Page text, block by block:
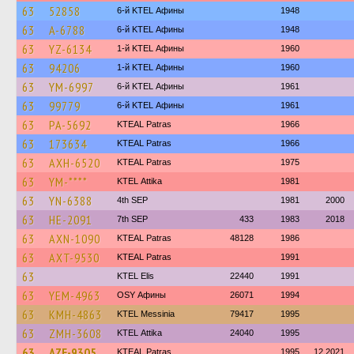
63 52858 6-й KTEL Афины 1948
63 A-6788 6-й KTEL Афины 1948
63 YZ-6134 1-й KTEL Афины 1960
63 94206 1-й KTEL Афины 1960
63 YM-6997 6-й KTEL Афины 1961
63 99779 6-й KTEL Афины 1961
63 PA-5692 KTEAL Patras 1966
63 173634 KTEAL Patras 1966
63 AXH-6520 KTEAL Patras 1975
63 YM-**** KΤΕL Αttika 1981
63 YN-6388 4th SEP 1981 2000
63 HE-2091 7th SEP 433 1983 2018
63 AXN-1090 KTEAL Patras 48128 1986
63 AXT-9530 KTEAL Patras 1991
63 KTEL Elis 22440 1991
63 YEM-4963 OSY Афины 26071 1994
63 KMH-4863 KTEL Messinia 79417 1995
63 ZMH-3608 KΤΕL Αttika 24040 1995
KTEAL Patras 1995 12.2021